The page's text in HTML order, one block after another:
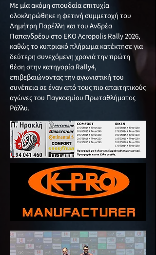
Με μία ακόμη σπουδαία επιτυχία
ολοκληρώθηκε η φετινή συμμετοχή του
Δημήτρη Παρέλλη και του Ανδρέα
Παπανδρέου στο ΕΚΟ Acropolis Rally 2026,
καθώς το κυπριακό πλήρωμα κατέκτησε για
δεύτερη συνεχόμενη χρονιά την πρώτη
θέση στην κατηγορία Rally4,
επιβεβαιώνοντας την αγωνιστική του
συνέπεια σε έναν από τους πιο απαιτητικούς
αγώνες του Παγκοσμίου Πρωταθλήματος
Ράλλυ.